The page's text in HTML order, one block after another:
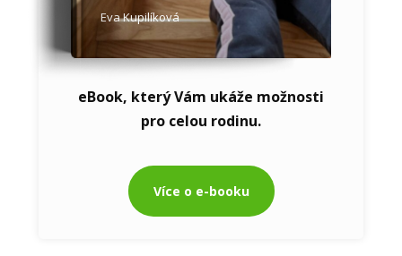
Eva Kupilíková
eBook, který Vám ukáže možnosti
pro celou rodinu.
Více o e-booku